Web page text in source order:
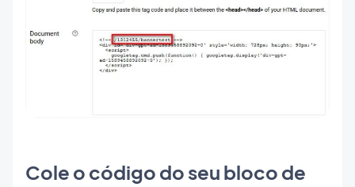
Cole o código do seu bloco de